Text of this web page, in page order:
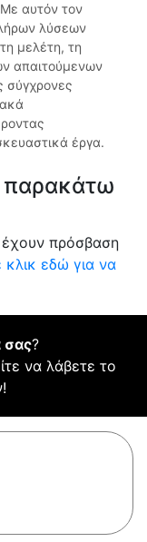
Με αυτόν τον
λύσεων
μελέτη, τη
απαιτούμενων
σύγχρονες
έργα.
παρακάτω
πρόσβαση
κλικ εδώ για να
σας?
να λάβετε το